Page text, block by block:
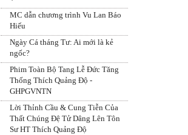
MC dẫn chương trình Vu Lan Báo
Hiếu
Ngày Cá tháng Tư: Ai mới là kẻ
ngốc?
Phim Toàn Bộ Tang Lễ Đức Tăng
Thống Thích Quảng Độ -
GHPGVNTN
Lời Thỉnh Cầu & Cung Tiễn Của
Thất Chúng Đệ Tử Dâng Lên Tôn
Sư HT Thích Quảng Độ